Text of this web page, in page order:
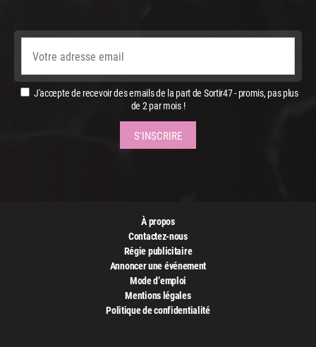
J'accepte de recevoir des emails de la part de Sortir47 - promis, pas plus
de 2 par mois !
À propos
Contactez-nous
Régie publicitaire
Annoncer une événement
Mode d’emploi
Mentions légales
Politique de confidentialité